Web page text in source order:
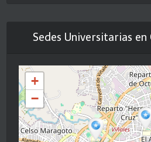
Sedes Universitarias
+
−